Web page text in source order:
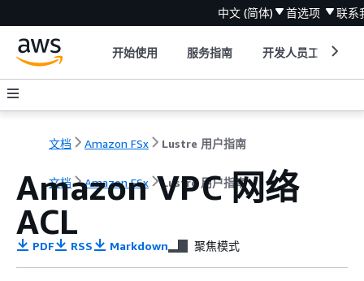
中文 (简体) 首选项 联系
开始使用 服务指南 开发人员工具
文档 Amazon FSx Lustre 用户指南
文档 Amazon FSx Lustre 用户指南
Amazon VPC 网络
ACL
PDF RSS Markdown 聚焦模式